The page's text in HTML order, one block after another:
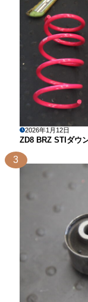
2026年1月12日
ZD8 BRZ STIダウ
3